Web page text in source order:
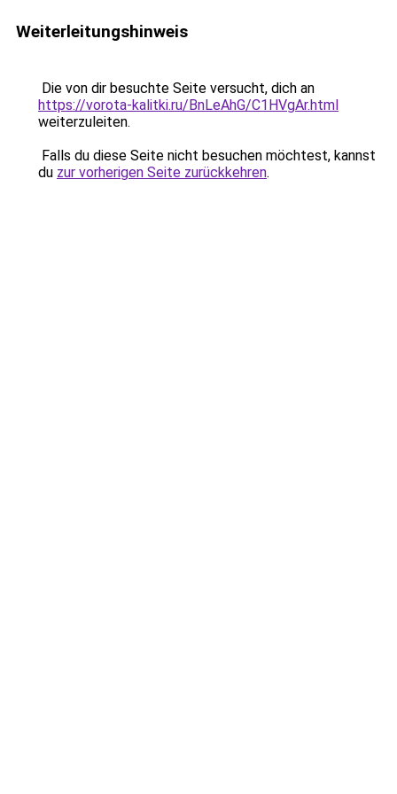
Weiterleitungshinweis
Die von dir besuchte Seite versucht, dich an
https://vorota-kalitki.ru/BnLeAhG/C1HVgAr.html
weiterzuleiten.
Falls du diese Seite nicht besuchen möchtest, kannst
du zur vorherigen Seite zurückkehren.